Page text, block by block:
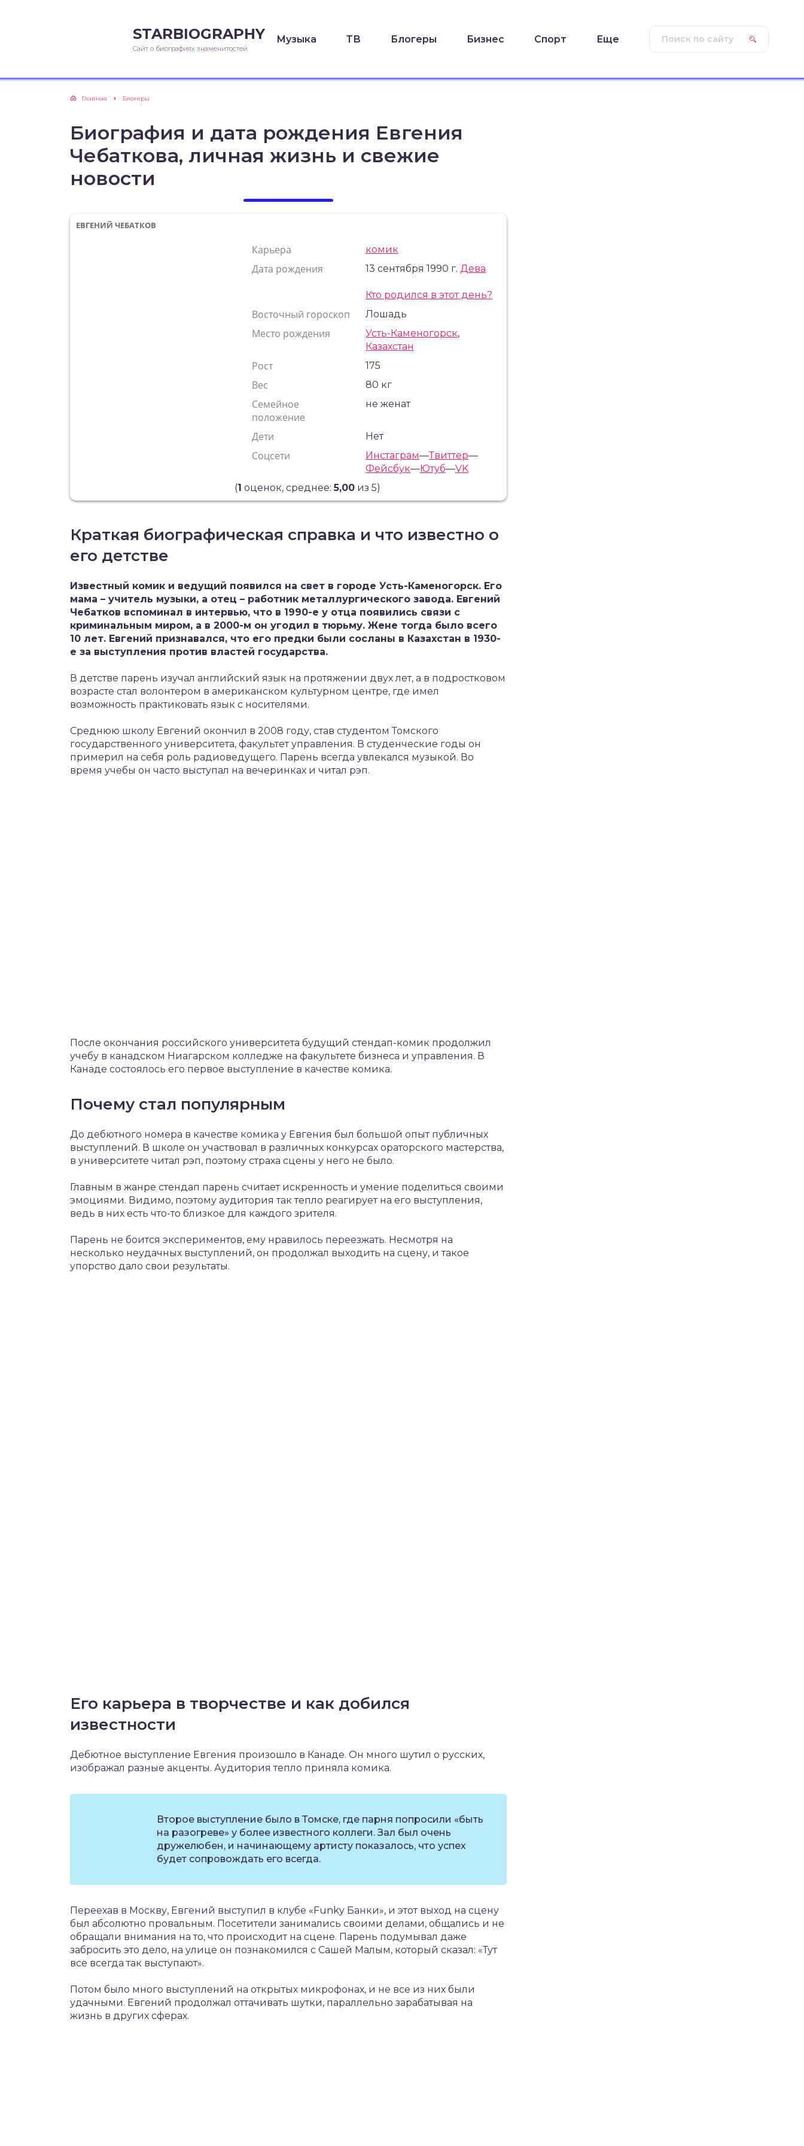
STARBIOGRAPHY
Сайт о биографиях знаменитостей
Музыка ТВ Блогеры Бизнес Спорт Еще
Главная Блогеры
Биография и дата рождения Евгения
Чебаткова, личная жизнь и свежие
новости
ЕВГЕНИЙ ЧЕБАТКОВ
Карьера комик
Дата рождения 13 сентября 1990 г.Дева
Кто родился в этот день?
Восточный гороскоп Лошадь
Место рождения Усть-Каменогорск,
Казахстан
Рост 175
Вес 80 кг
Семейное
положение
не женат
Дети Нет
Соцсети Инстаграм—Твиттер—
Фейсбук—Ютуб—VK
(1 оценок, среднее:5,00 из 5)
Краткая биографическая справка и что известно о
его детстве
Известный комик и ведущий появился на свет в городе Усть-Каменогорск. Его
мама – учитель музыки, а отец – работник металлургического завода. Евгений
Чебатков вспоминал в интервью, что в 1990-е у отца появились связи с
криминальным миром, а в 2000-м он угодил в тюрьму. Жене тогда было всего
10 лет. Евгений признавался, что его предки были сосланы в Казахстан в 1930-
е за выступления против властей государства.
В детстве парень изучал английский язык на протяжении двух лет, а в подростковом
возрасте стал волонтером в американском культурном центре, где имел
возможность практиковать язык с носителями.
Среднюю школу Евгений окончил в 2008 году, став студентом Томского
государственного университета, факультет управления. В студенческие годы он
примерил на себя роль радиоведущего. Парень всегда увлекался музыкой. Во
время учебы он часто выступал на вечеринках и читал рэп.
После окончания российского университета будущий стендап-комик продолжил
учебу в канадском Ниагарском колледже на факультете бизнеса и управления. В
Канаде состоялось его первое выступление в качестве комика.
Почему стал популярным
До дебютного номера в качестве комика у Евгения был большой опыт публичных
выступлений. В школе он участвовал в различных конкурсах ораторского мастерства,
в университете читал рэп, поэтому страха сцены у него не было.
Главным в жанре стендап парень считает искренность и умение поделиться своими
эмоциями. Видимо, поэтому аудитория так тепло реагирует на его выступления,
ведь в них есть что-то близкое для каждого зрителя.
Парень не боится экспериментов, ему нравилось переезжать. Несмотря на
несколько неудачных выступлений, он продолжал выходить на сцену, и такое
упорство дало свои результаты.
Его карьера в творчестве и как добился
известности
Дебютное выступление Евгения произошло в Канаде. Он много шутил о русских,
изображал разные акценты. Аудитория тепло приняла комика.
Второе выступление было в Томске, где парня попросили «быть
на разогреве» у более известного коллеги. Зал был очень
дружелюбен, и начинающему артисту показалось, что успех
будет сопровождать его всегда.
Переехав в Москву, Евгений выступил в клубе «Funky Банки», и этот выход на сцену
был абсолютно провальным. Посетители занимались своими делами, общались и не
обращали внимания на то, что происходит на сцене. Парень подумывал даже
забросить это дело, на улице он познакомился с Сашей Малым, который сказал: «Тут
все всегда так выступают».
Потом было много выступлений на открытых микрофонах, и не все из них были
удачными. Евгений продолжал оттачивать шутки, параллельно зарабатывая на
жизнь в других сферах.